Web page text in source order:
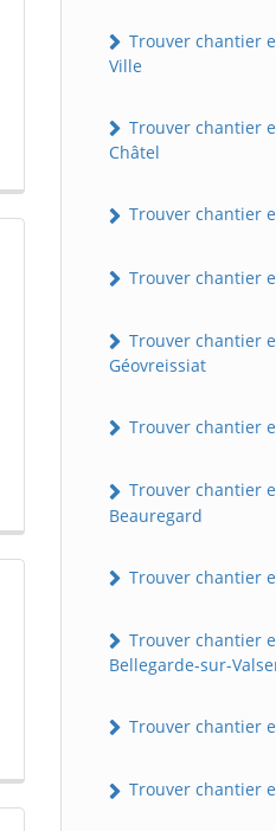
Trouver chantier
Ville
Trouver chantier
Châtel
Trouver chantier
Trouver chantier
Trouver chantier
Géovreissiat
Trouver chantier
Trouver chantier
Beauregard
Trouver chantier
Trouver chantier
Bellegarde-sur-
Trouver chantier
Trouver chantier